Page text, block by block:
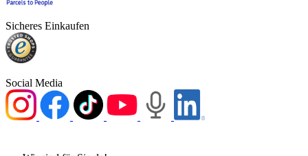
Sicheres Einkaufen
Social Media